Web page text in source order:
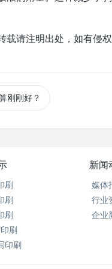
请注明出处，如有侵权
刚刚好？
刷
刷
刷
刷
印刷
新闻
媒体
行业
企业